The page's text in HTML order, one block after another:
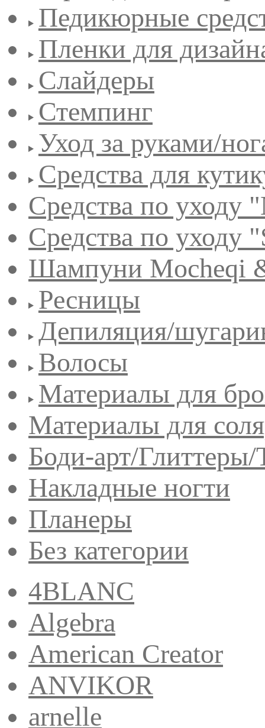
Педикюрные
Пленки для
Слайдеры
Стемпинг
Уход за руками/
Средства для
Средства по уходу
Средства по уходу
Шампуни Mocheqi
Ресницы
Депиляция/
Волосы
Материалы для
Материалы для
Боди-арт/
Накладные ногти
Планеры
Без категории
4BLANC
Algebra
American Creator
ANVIKOR
arnelle